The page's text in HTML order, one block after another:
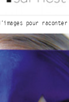
pour raconter